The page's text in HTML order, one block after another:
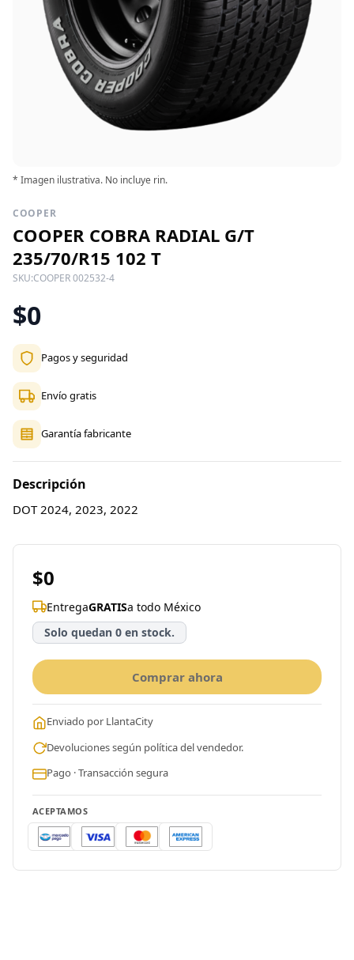
* Imagen ilustrativa. No incluye rin.
COOPER
COOPER COBRA RADIAL G/T
235/70/R15 102 T
SKU:COOPER 002532-4
$0
Pagos y seguridad
Envío gratis
Garantía fabricante
Descripción
DOT 2024, 2023, 2022
$0
EntregaGRATISa todo México
Solo quedan 0 en stock.
Comprar ahora
Enviado por LlantaCity
Devoluciones según política del vendedor.
Pago · Transacción segura
ACEPTAMOS